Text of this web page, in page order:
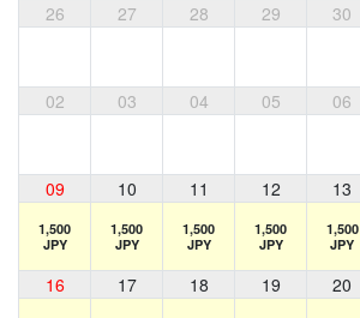
26
27 28 29 30
02 03 04 05 06
09 10 11 12 13
1,500
JPY
1,500
JPY
1,500
JPY
1,500
JPY
1,500
JPY
16 17 18 19 20